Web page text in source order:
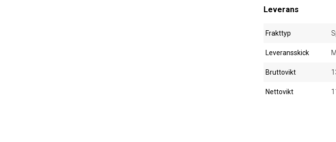
Leverans
Frakttyp
Leveransskick
Bruttovikt
Nettovikt